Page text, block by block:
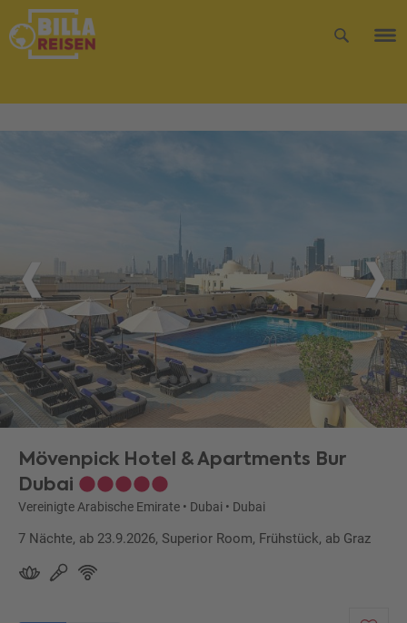
Mövenpick Hotel & Apartments Bur
Dubai
Vereinigte Arabische Emirate • Dubai • Dubai
7 Nächte, ab 23.9.2026, Superior Room, Frühstück, ab Graz